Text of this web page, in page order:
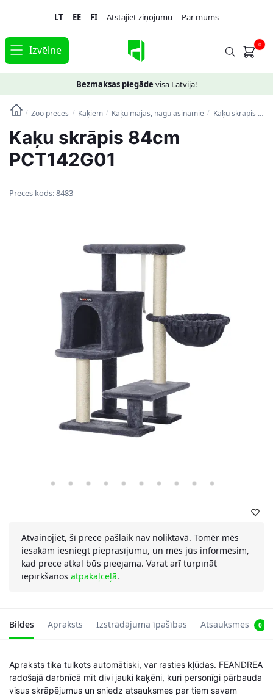
navigation
content
LT EE FI Atstājiet ziņojumu Par mums
Izvēlne 0
Bezmaksas piegāde visā Latvijā!
/ Zoo preces / Kaķiem / Kaķu mājas, nagu asināmie / Kaķu skrāpis 84cm PCT142G01
Kaķu skrāpis 84cm
PCT142G01
Preces kods:8483
Atvainojiet, šī prece pašlaik nav noliktavā. Tomēr mēs
iesakām iesniegt pieprasījumu, un mēs jūs informēsim,
kad prece atkal būs pieejama. Varat arī turpināt
iepirkšanos atpakaļceļā.
Bildes Apraksts Izstrādājuma īpašības Atsauksmes 0
Apraksts tika tulkots automātiski, var rasties kļūdas. FEANDREA
radošajā darbnīcā mīt divi jauki kaķēni, kuri personīgi pārbauda
visus skrāpējumus un sniedz atsauksmes par tiem savam